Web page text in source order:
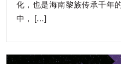
化，也是海南黎族传承千年
中， […]